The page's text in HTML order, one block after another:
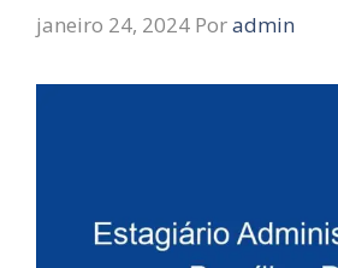
janeiro 24, 2024 Poradmin